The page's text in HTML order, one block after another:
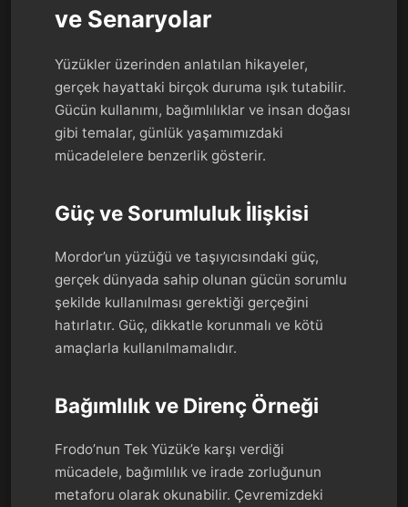
ve Senaryolar
Yüzükler üzerinden anlatılan hikayeler,
gerçek hayattaki birçok duruma ışık tutabilir.
Gücün kullanımı, bağımlılıklar ve insan doğası
gibi temalar, günlük yaşamımızdaki
mücadelelere benzerlik gösterir.
Güç ve Sorumluluk İlişkisi
Mordor’un yüzüğü ve taşıyıcısındaki güç,
gerçek dünyada sahip olunan gücün sorumlu
şekilde kullanılması gerektiği gerçeğini
hatırlatır. Güç, dikkatle korunmalı ve kötü
amaçlarla kullanılmamalıdır.
Bağımlılık ve Direnç Örneği
Frodo’nun Tek Yüzük’e karşı verdiği
mücadele, bağımlılık ve irade zorluğunun
metaforu olarak okunabilir. Çevremizdeki